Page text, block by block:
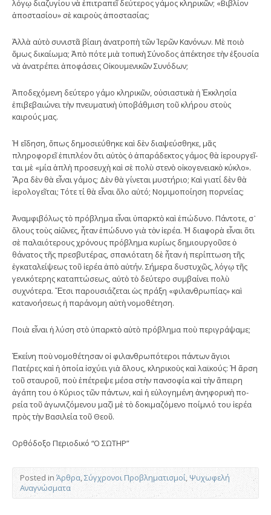
λόγῳ διαζυγίου νὰ ἐπιτραπεῖ δεύτερος γάμος κληρικῶν; «Βιβλίον
ἀποστασίου» σὲ καιροὺς ἀποστασίας;
Ἀλλὰ αὐτὸ συνιστᾶ βίαιη ἀνατροπὴ τῶν Ἱερῶν Κανόνων. Μὲ ποιὸ
ὅμως δικαίωμα; Ἀπὸ πότε μιὰ τοπικὴ Σύνοδος ἀπέκτησε τὴν ἐξουσία
νὰ ἀνατρέπει ἀποφάσεις Οἰ­κουμενικῶν Συνόδων;
Ἁποδεχόμενη δεύτερο γάμο κληρικῶν, οὐσιαστικὰ ἡ Ἐκκλησία
ἐπιβεβαιώνει τὴν πνευματικὴ ὑποβάθμιση τοῦ κλήρου στοὺς
καιρούς μας.
Ἡ εἴδηση, ὅπως δημοσιεύθηκε καὶ δὲν διαψεύσθηκε, μᾶς
πληροφορεῖ ἐπιπλέον ὅτι αὐτὸς ὁ ἀπαράδεκτος γάμος θὰ ἱερουργεῖ­
ται μὲ «μία ἁπλὴ προσευχὴ καὶ σὲ πολὺ στενὸ οἰκογενειακὸ κύκλο».
Ἄρα δὲν θὰ εἶναι γάμος; Δὲν θὰ γίνεται μυστήριο; Καὶ γιατί δὲν θὰ
ἱερολογεῖται; Τότε τί θὰ εἶναι ὅλο αὐτό; Νομιμοποίηση πορνείας;
Ἀναμφιβόλως τὸ πρόβλημα εἶναι ὑ­παρ­κτὸ καὶ ἐπώδυνο. Πάντοτε, σ᾿
ὅλους τοὺς αἰῶνες, ἦταν ἐπώδυνο γιὰ τὸν ἱερέα. Ἡ δια­φορὰ εἶναι ὅτι
σὲ παλαιότερους χρόνους πρόβλημα κυρίως δημιουργοῦσε ὁ
θάνατος τῆς πρεσβυτέρας, σπανιότατη δὲ ἦταν ἡ περίπτωση τῆς
ἐγκαταλείψεως τοῦ ἱερέα ἀπὸ αὐτήν. Σήμερα δυστυχῶς, λόγῳ τῆς
γενικότερης καταπτώσεως, αὐτὸ τὸ δεύτερο συμβαίνει πολὺ
συχνότερα. Ἔτσι παρουσιάζεται ὡς πράξη «φιλανθρωπίας» καὶ
κατανοήσεως ἡ παράνομη αὐτὴ νομοθέτηση.
Ποιὰ εἶναι ἡ λύση στὸ ὑπαρκτὸ αὐτὸ πρόβλημα ποὺ περιγράψαμε;
Ἐκείνη ποὺ νομοθέτησαν οἱ φιλανθρωπό­τεροι πάντων ἅγιοι
Πατέρες καὶ ἡ ὁποία ἰσχύει γιὰ ὅλους, κληρικοὺς καὶ λαϊκούς: Ἡ ἄρση
τοῦ σταυροῦ, ποὺ ἐπέτρεψε μέσα στὴν πανσοφία καὶ τὴν ἄπειρη
ἀγάπη του ὁ Κύριος τῶν πάντων, καὶ ἡ εὐλογημένη ἀνηφορικὴ πο­
ρεία τοῦ ἀγωνιζόμενου μαζὶ μὲ τὸ δοκιμαζόμενο ποίμνιό του ἱερέα
πρὸς τὴν Βασιλεία τοῦ Θεοῦ.
Ορθόδοξο Περιοδικό “Ο ΣΩΤΗΡ”
Posted in Άρθρα,Σύγχρονοι Προβληματισμοί,Ψυχωφελή
Αναγνώσματα